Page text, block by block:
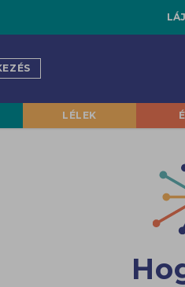
LÉLEK